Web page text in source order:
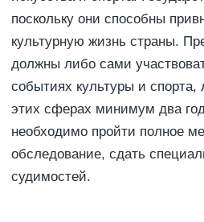
поскольку они способны
культурную жизнь страны.
должны либо сами
событиях культуры и спорта,
этих сферах минимум два
необходимо пройти полное
обследование, сдать
судимостей.